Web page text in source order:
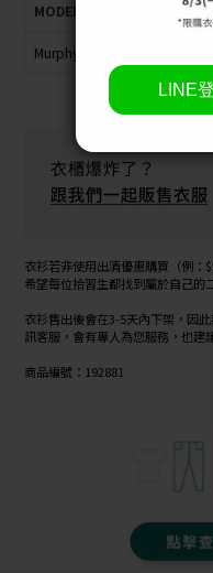
MODEL 體重
Murphy
衣衫若非使用出清優惠購買（例：
希望每位拾習生都找到屬於自己的
衣衫售出後會在3-5天內下架，因
訊客服，會有專人為您服務，也建
商品編號：192881